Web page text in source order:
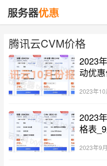
腾讯云CVM价格
2023
动优
2023年10
2023
格表
2023年9